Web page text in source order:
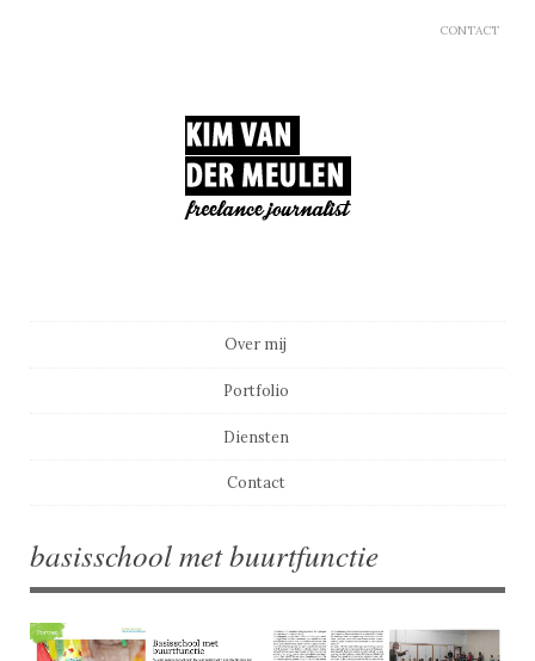
CONTACT
Over mij
Portfolio
Diensten
Contact
basisschool met buurtfunctie